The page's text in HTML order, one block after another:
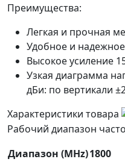
Преимущества:
Легкая и прочная
Удобное и
Высокое усиление
Узкая диаграмма
дБи: по вертикали
Характеристики товара
Рабочий диапазон
Диапазон (MHz)1800